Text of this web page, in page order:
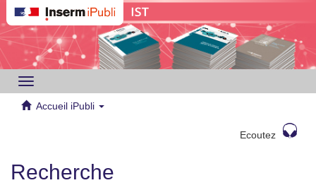
Toggle
navigation
Accueil iPubli
Ecoutez
Recherche